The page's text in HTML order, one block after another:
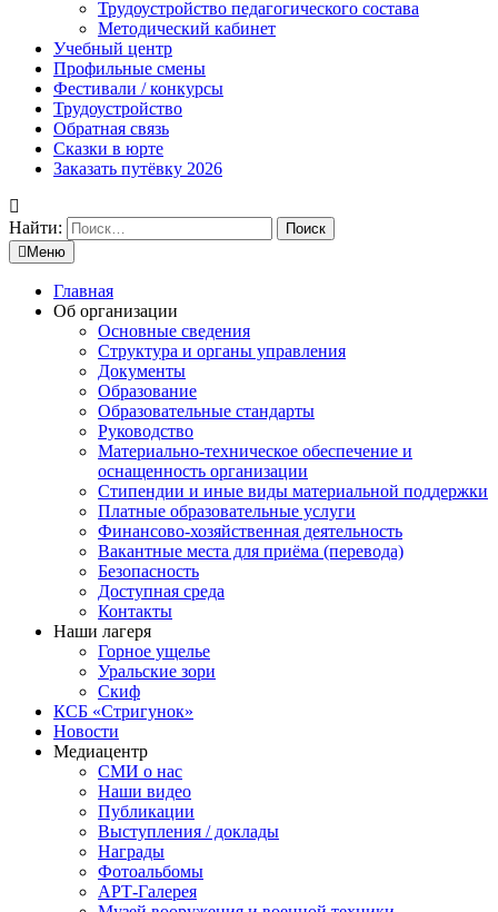
Трудоустройство педагогического состава
Методический кабинет
Учебный центр
Профильные смены
Фестивали / конкурсы
Трудоустройство
Обратная связь
Сказки в юрте
Заказать путёвку 2026
Найти:
Меню
Главная
Об организации
Основные сведения
Структура и органы управления
Документы
Образование
Образовательные стандарты
Руководство
Материально-техническое обеспечение и
оснащенность организации
Стипендии и иные виды материальной поддержки
Платные образовательные услуги
Финансово-хозяйственная деятельность
Вакантные места для приёма (перевода)
Безопасность
Доступная среда
Контакты
Наши лагеря
Горное ущелье
Уральские зори
Скиф
КСБ «Стригунок»
Новости
Медиацентр
СМИ о нас
Наши видео
Публикации
Выступления / доклады
Награды
Фотоальбомы
АРТ-Галерея